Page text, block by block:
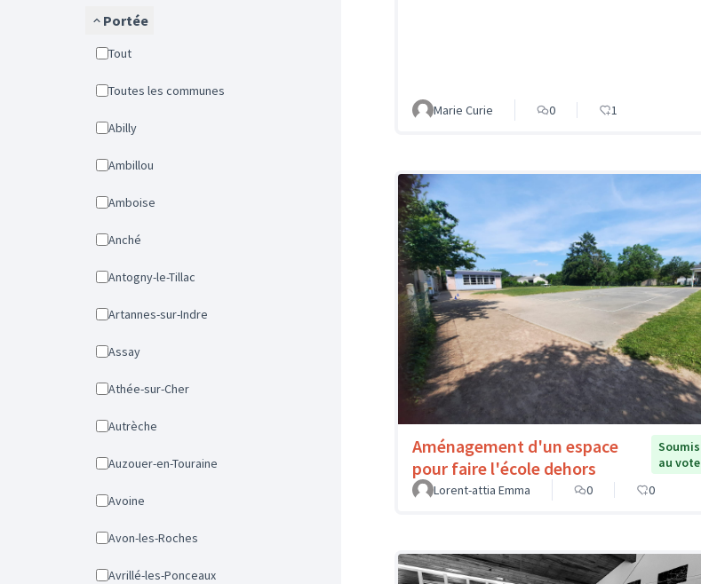
Portée
Tout
Toutes les communes
Abilly
Ambillou
Amboise
Anché
Antogny-le-Tillac
Artannes-sur-Indre
Assay
Athée-sur-Cher
Autrèche
Auzouer-en-Touraine
Avoine
Avon-les-Roches
Avrillé-les-Ponceaux
Marie Curie 0 1
Aménagement d'un espace
pour faire l'école dehors
Soumis
au vote
Lorent-attia Emma
0 0